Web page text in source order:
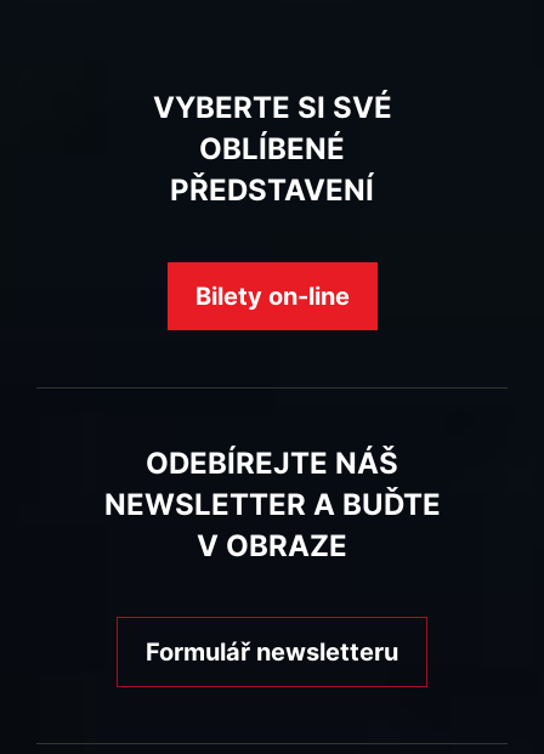
VYBERTE SI SVÉ
OBLÍBENÉ
PŘEDSTAVENÍ
Bilety on-line
ODEBÍREJTE NÁŠ
NEWSLETTER A BUĎTE
V OBRAZE
Formulář newsletteru